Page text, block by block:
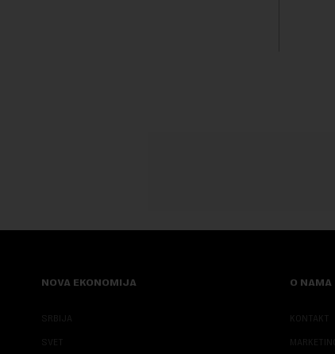
NOVA EKONOMIJA
SRBIJA
SVET
O NAMA
KONTAKT
MARKETING